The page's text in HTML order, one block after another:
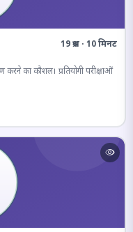
19 प्रश्न · 10 मिनट
का कौशल। प्रतियोगी परीक्षाओं